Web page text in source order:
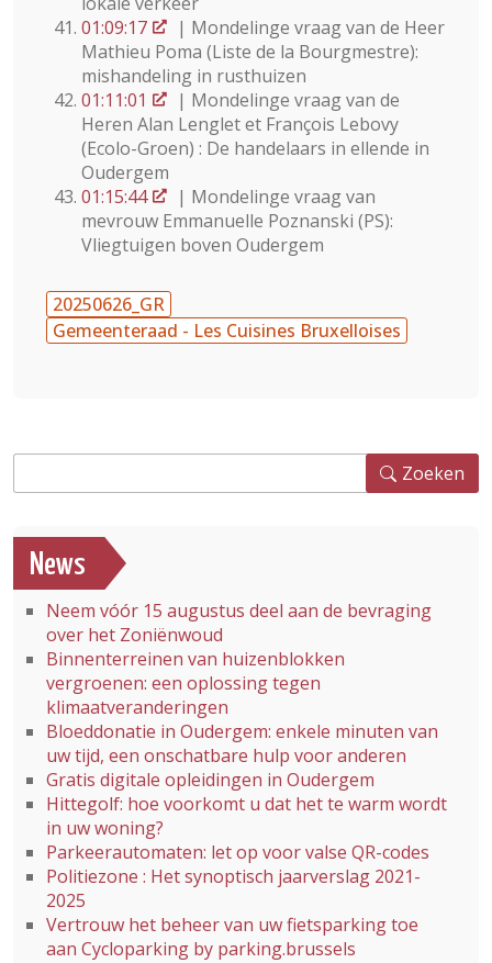
01:09:17
| Mondelinge vraag van de Heer
Mathieu Poma (Liste de la Bourgmestre):
mishandeling in rusthuizen
01:11:01
| Mondelinge vraag van de
Heren Alan Lenglet et François Lebovy
(Ecolo-Groen) : De handelaars in ellende in
Oudergem
01:15:44
| Mondelinge vraag van
mevrouw Emmanuelle Poznanski (PS):
Vliegtuigen boven Oudergem
20250626_GR
Gemeenteraad - Les Cuisines Bruxelloises
Zoeken
News
Neem vóór 15 augustus deel aan de bevraging
over het Zoniënwoud
Binnenterreinen van huizenblokken
vergroenen: een oplossing tegen
klimaatveranderingen
Bloeddonatie in Oudergem: enkele minuten van
uw tijd, een onschatbare hulp voor anderen
Gratis digitale opleidingen in Oudergem
Hittegolf: hoe voorkomt u dat het te warm wordt
in uw woning?
Parkeerautomaten: let op voor valse QR-codes
Politiezone : Het synoptisch jaarverslag 2021-
2025
Vertrouw het beheer van uw fietsparking toe
aan Cycloparking by parking.brussels